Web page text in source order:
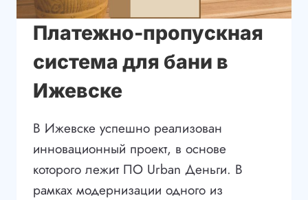
Платежно-пропускная
система для бани в
Ижевске
В Ижевске успешно реализован
инновационный проект, в основе
которого лежит ПО Urban Деньги. В
рамках модернизации одного из